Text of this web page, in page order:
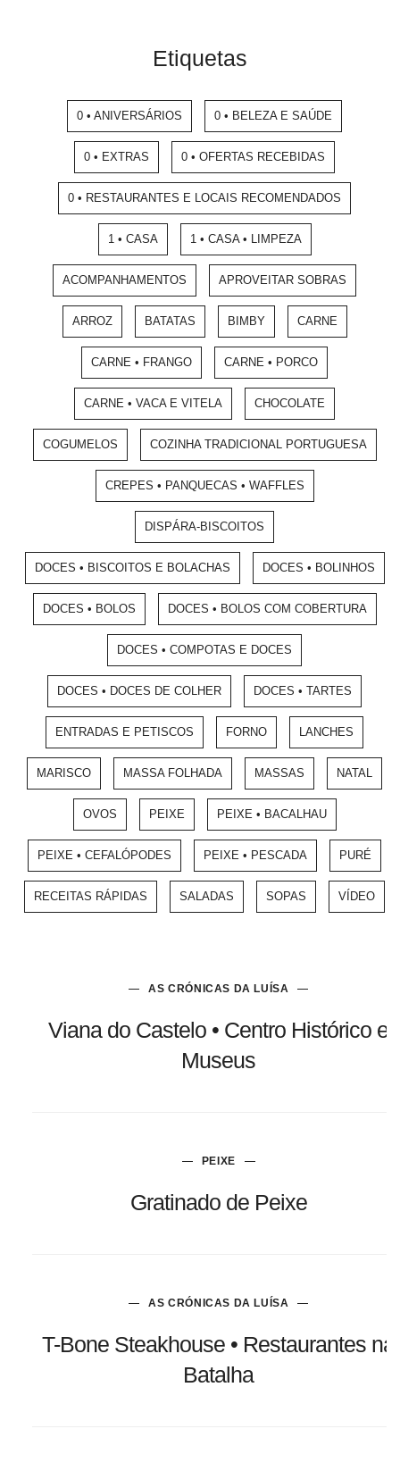
Etiquetas
0 • ANIVERSÁRIOS 0 • BELEZA E SAÚDE
0 • EXTRAS 0 • OFERTAS RECEBIDAS
0 • RESTAURANTES E LOCAIS RECOMENDADOS
1 • CASA 1 • CASA • LIMPEZA
ACOMPANHAMENTOS APROVEITAR SOBRAS
ARROZ BATATAS BIMBY CARNE
CARNE • FRANGO CARNE • PORCO
CARNE • VACA E VITELA CHOCOLATE
COGUMELOS COZINHA TRADICIONAL PORTUGUESA
CREPES • PANQUECAS • WAFFLES
DISPÁRA-BISCOITOS
DOCES • BISCOITOS E BOLACHAS DOCES • BOLINHOS
DOCES • BOLOS DOCES • BOLOS COM COBERTURA
DOCES • COMPOTAS E DOCES
DOCES • DOCES DE COLHER DOCES • TARTES
ENTRADAS E PETISCOS FORNO LANCHES
MARISCO MASSA FOLHADA MASSAS NATAL
OVOS PEIXE PEIXE • BACALHAU
PEIXE • CEFALÓPODES PEIXE • PESCADA PURÉ
RECEITAS RÁPIDAS SALADAS SOPAS VÍDEO
AS CRÓNICAS DA LUÍSA
Viana do Castelo • Centro Histórico e
Museus
PEIXE
Gratinado de Peixe
AS CRÓNICAS DA LUÍSA
T-Bone Steakhouse • Restaurantes na
Batalha